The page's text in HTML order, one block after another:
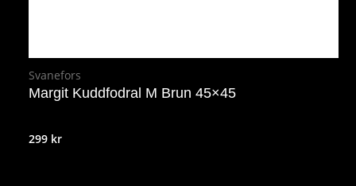
Svanefors
Margit Kuddfodral M Brun 45×45
299 kr